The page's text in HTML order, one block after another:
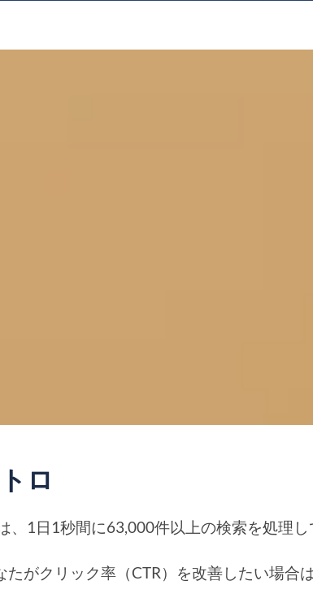
ロ
、1日1秒間に63,000件以上の検索を処理し
たがクリック率（CTR）を改善したい場